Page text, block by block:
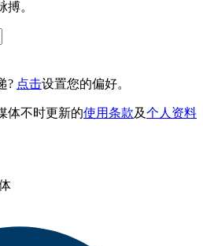
。
? 点击设置您的偏好。
体不时更新的使用条款及个人资料